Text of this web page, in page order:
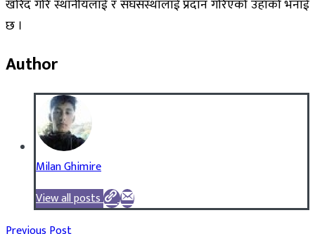
खरिद गरि स्थानीयलाई र संघसंस्थालाई प्रदान गरिएको उहाँको भनाई
छ ।
Author
Milan Ghimire
View all posts